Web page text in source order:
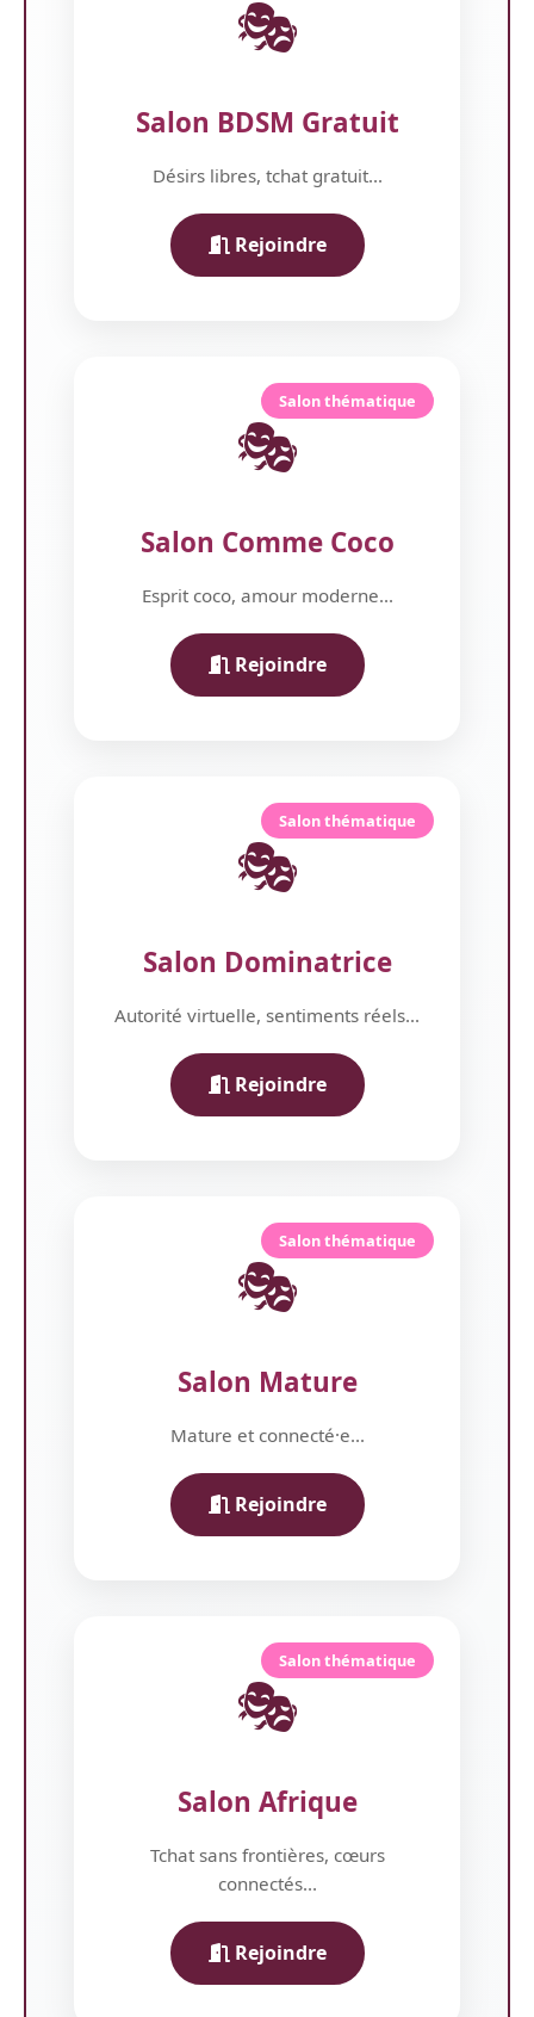
🎭
Salon BDSM Gratuit
Désirs libres, tchat gratuit...
Rejoindre
Salon thématique
🎭
Salon Comme Coco
Esprit coco, amour moderne...
Rejoindre
Salon thématique
🎭
Salon Dominatrice
Autorité virtuelle, sentiments réels...
Rejoindre
Salon thématique
🎭
Salon Mature
Mature et connecté·e...
Rejoindre
Salon thématique
🎭
Salon Afrique
Tchat sans frontières, cœurs
connectés...
Rejoindre